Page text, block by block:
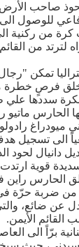
صاحب
للوصول
من ركنية
لترتد من
تمكن
بكرة سددها
الحارس ماتيو
ميودراغ
الى تسجيل
دانيال لحود
قوية
بينما تألق
من ضربة حرّة
عن ضائع،
القائم الأيمن.
برّاً الى